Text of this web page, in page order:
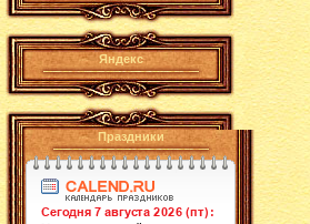
Яндекс
Праздники